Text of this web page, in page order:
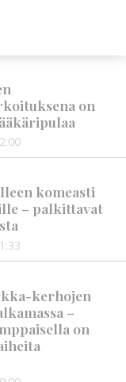
on
komeasti
– palkittavat
kerhojen
–
on